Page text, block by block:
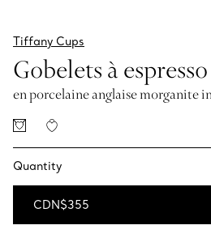
Tiffany Cups
Gobelets à
en porcelaine anglaise morganite
Quantity
CDN$355